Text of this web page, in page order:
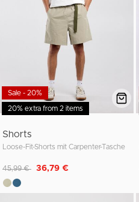
20% extra from 2 items
Sale - 20%
Shorts
Loose-Fit-Shorts mit Carpenter-Tasche
Reduziert von
45,99 € auf
36,79 €